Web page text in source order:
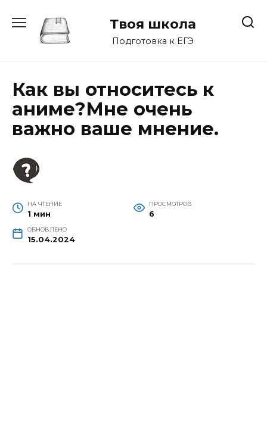
содержанию
Твоя школа
Подготовка к ЕГЭ
Как вы относитесь к
аниме?Мне очень
важно ваше мнение.
НА ЧТЕНИЕ
1 мин
ПРОСМОТРОВ
6
ОБНОВЛЕНО
15.04.2024